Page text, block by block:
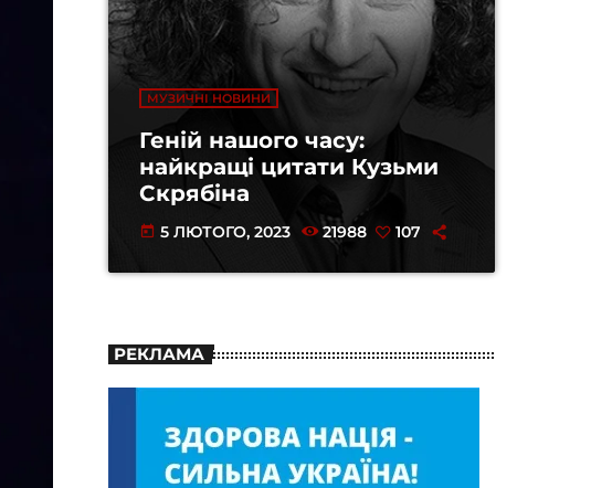
МУЗИЧНІ НОВИНИ
Геній нашого часу:
найкращі цитати Кузьми
Скрябіна
today 5 ЛЮТОГО, 2023 21988 107
РЕКЛАМА